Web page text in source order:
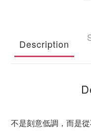
Description
不是刻意低調，而是從